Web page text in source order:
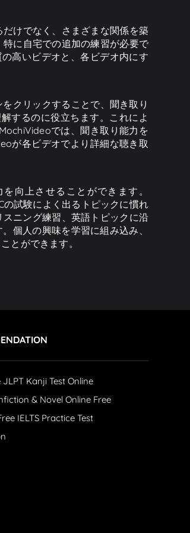
けでなく、さまざまな関係を築
に自宅での追加の練習が必要で
高いビデオと、各ビデオ内にす
クリックすることで、聞き取り
するのに役立ちます。これによ
では、聞き取り能力を
が各ビデオでより詳細な聴き取
向上させることができます。
試験によく出るトピックに慣れ
ニング練習、英語トピックに沿
個人の興味を学習に組み込み、
とができます。
JLPT Kanji Test Online
& Novel Online Free
IELTS Practice Test